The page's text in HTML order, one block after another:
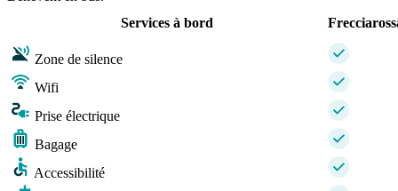
Services à bord
Zone de silence
Wifi
Prise électrique
Bagage
Accessibilité